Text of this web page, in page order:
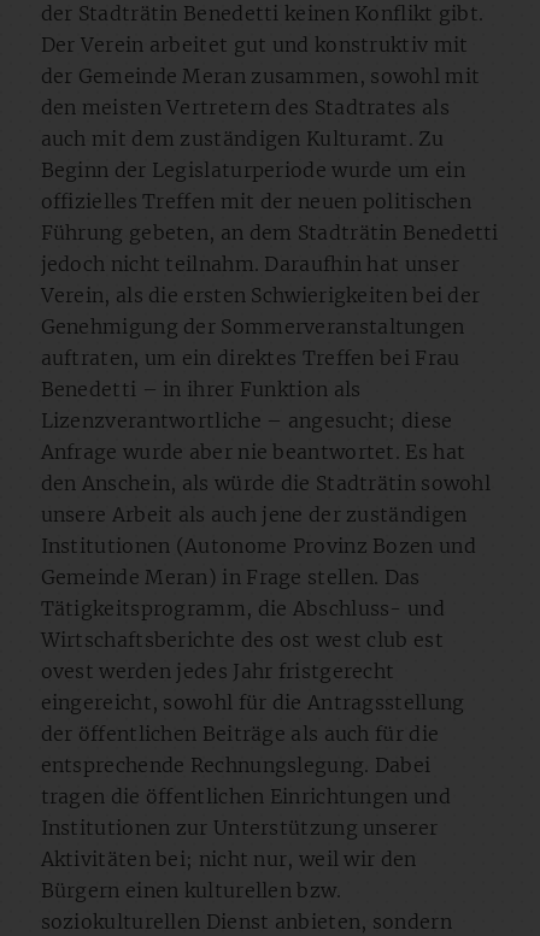
der Stadträtin Benedetti keinen Konflikt gibt.
Der Verein arbeitet gut und konstruktiv mit
der Gemeinde Meran zusammen, sowohl mit
den meisten Vertretern des Stadtrates als
auch mit dem zuständigen Kulturamt. Zu
Beginn der Legislaturperiode wurde um ein
offizielles Treffen mit der neuen politischen
Führung gebeten, an dem Stadträtin Benedetti
jedoch nicht teilnahm. Daraufhin hat unser
Verein, als die ersten Schwierigkeiten bei der
Genehmigung der Sommerveranstaltungen
auftraten, um ein direktes Treffen bei Frau
Benedetti – in ihrer Funktion als
Lizenzverantwortliche – angesucht; diese
Anfrage wurde aber nie beantwortet. Es hat
den Anschein, als würde die Stadträtin sowohl
unsere Arbeit als auch jene der zuständigen
Institutionen (Autonome Provinz Bozen und
Gemeinde Meran) in Frage stellen. Das
Tätigkeitsprogramm, die Abschluss- und
Wirtschaftsberichte des ost west club est
ovest werden jedes Jahr fristgerecht
eingereicht, sowohl für die Antragsstellung
der öffentlichen Beiträge als auch für die
entsprechende Rechnungslegung. Dabei
tragen die öffentlichen Einrichtungen und
Institutionen zur Unterstützung unserer
Aktivitäten bei; nicht nur, weil wir den
Bürgern einen kulturellen bzw.
soziokulturellen Dienst anbieten, sondern